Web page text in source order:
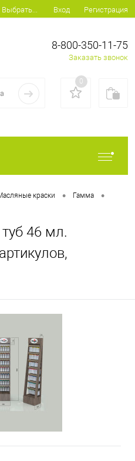
Выбрать... Вход Регистрация
8-800-350-11-75
Заказать звонок
0
краски • Гамма •
46 мл.